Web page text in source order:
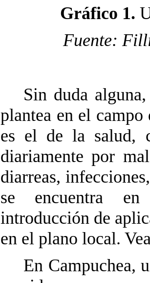
Gráfico 1.
Fuente:
Sin duda
plantea en el
es el de la salud,
diariamente por
diarreas,
se encuentra
introducción de
en el plano local.
En Campuchea,